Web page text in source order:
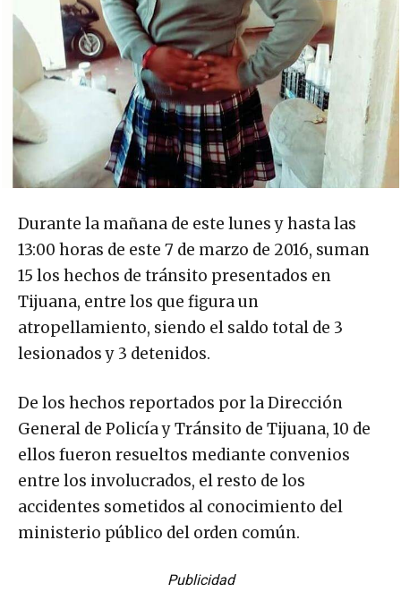
Durante la mañana de este lunes y hasta las
13:00 horas de este 7 de marzo de 2016, suman
15 los hechos de tránsito presentados en
Tijuana, entre los que figura un
atropellamiento, siendo el saldo total de 3
lesionados y 3 detenidos.
De los hechos reportados por la Dirección
General de Policía y Tránsito de Tijuana, 10 de
ellos fueron resueltos mediante convenios
entre los involucrados, el resto de los
accidentes sometidos al conocimiento del
ministerio público del orden común.
Publicidad